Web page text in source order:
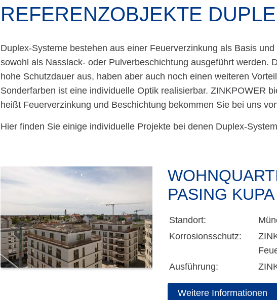
REFERENZ­OBJEKTE
Duplex-Systeme bestehen aus einer Feuerverzinkung als Basis
sowohl als Nasslack- oder Pulverbeschichtung ausgeführt werden.
hohe Schutzdauer aus, haben aber auch noch einen weiteren
Sonderfarben ist eine individuelle Optik realisierbar. ZINKPOWER
heißt Feuerverzinkung und Beschichtung bekommen Sie bei uns
Hier finden Sie einige individuelle Projekte bei denen Duplex-
PASING KUPA
Standort:
Korrosionsschutz:
Ausführung:
Weitere Informationen